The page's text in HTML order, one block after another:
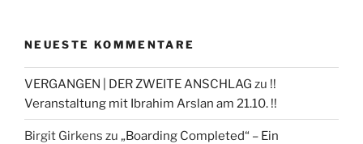
NEUESTE KOMMENTARE
VERGANGEN | DER ZWEITE ANSCHLAG zu !!
Veranstaltung mit Ibrahim Arslan am 21.10. !!
Birgit Girkens zu „Boarding Completed“ – Ein